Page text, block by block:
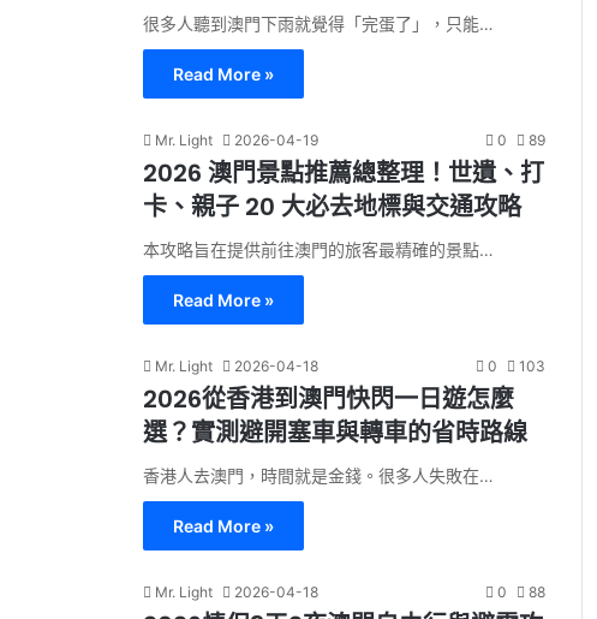
很多人聽到澳門下雨就覺得「完蛋了」，只能…
Read More »
Mr. Light 2026-04-19 0 89
2026 澳門景點推薦總整理！世遺、打
卡、親子 20 大必去地標與交通攻略
本攻略旨在提供前往澳門的旅客最精確的景點…
Read More »
Mr. Light 2026-04-18 0 103
2026從香港到澳門快閃一日遊怎麼
選？實測避開塞車與轉車的省時路線
香港人去澳門，時間就是金錢。很多人失敗在…
Read More »
Mr. Light 2026-04-18 0 88